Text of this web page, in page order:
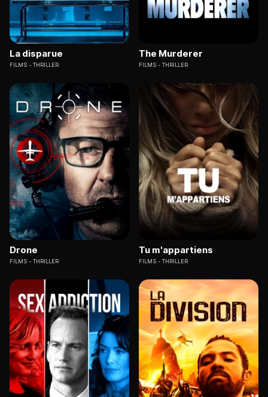
La disparue
FILMS THRILLER
The Murderer
FILMS THRILLER
Drone
FILMS THRILLER
Tu m'appartiens
FILMS THRILLER